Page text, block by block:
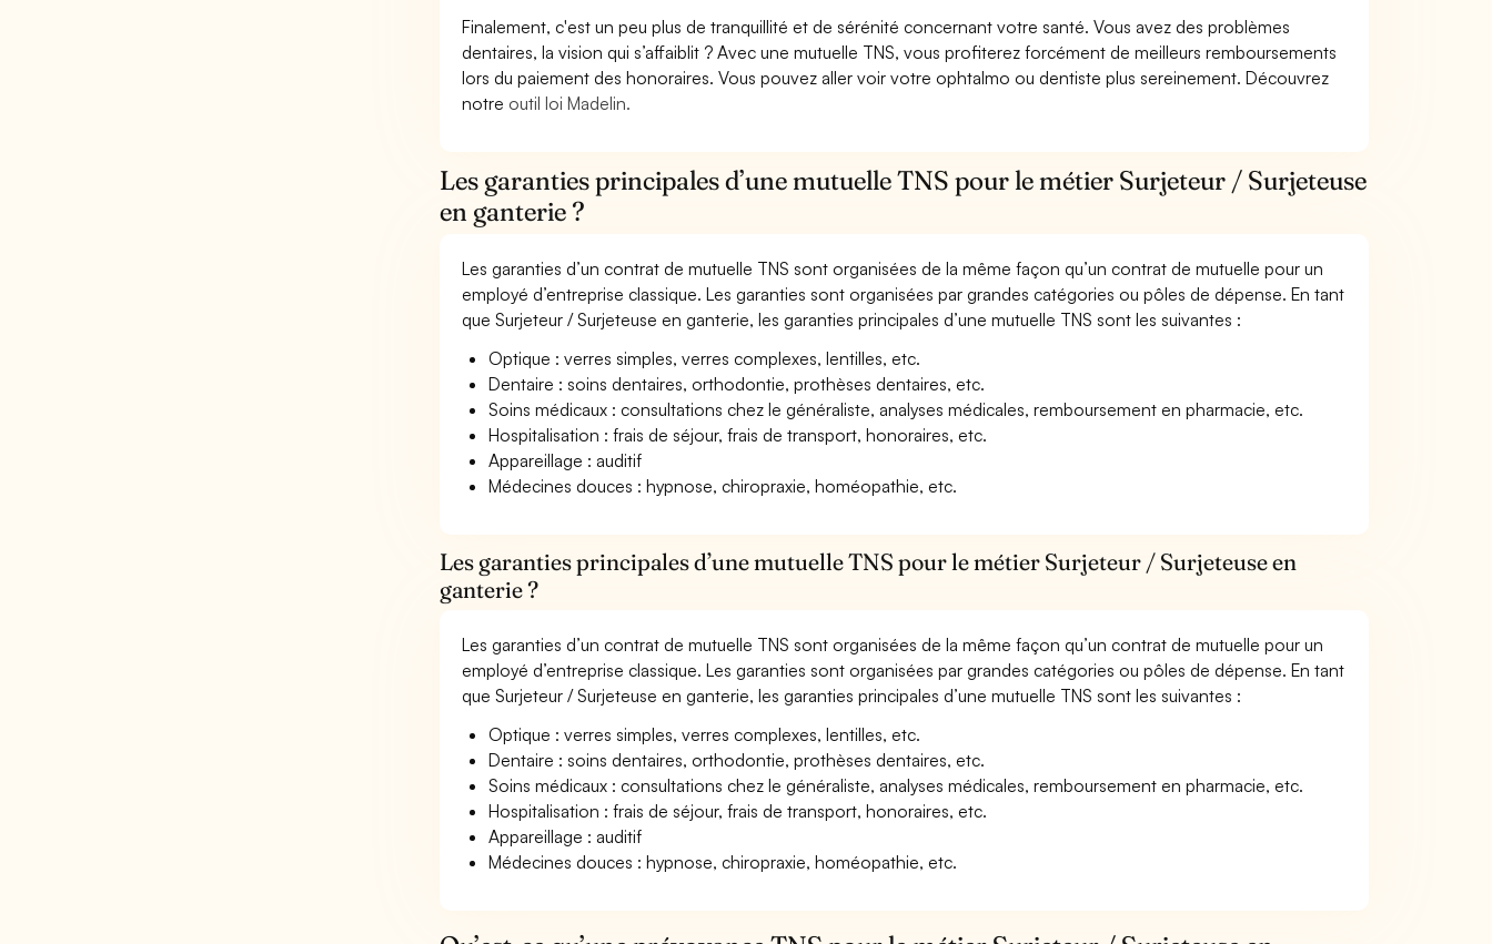
Finalement, c'est un peu plus de tranquillité et de sérénité concernant votre santé. Vous avez des problèmes
dentaires, la vision qui s’affaiblit ? Avec une mutuelle TNS, vous profiterez forcément de meilleurs remboursements
lors du paiement des honoraires. Vous pouvez aller voir votre ophtalmo ou dentiste plus sereinement. Découvrez
notre outil loi Madelin.
Les garanties principales d’une mutuelle TNS pour le métier Surjeteur / Surjeteuse
en ganterie ?
Les garanties d’un contrat de mutuelle TNS sont organisées de la même façon qu’un contrat de mutuelle pour un
employé d’entreprise classique. Les garanties sont organisées par grandes catégories ou pôles de dépense. En tant
que Surjeteur / Surjeteuse en ganterie, les garanties principales d’une mutuelle TNS sont les suivantes :
Optique : verres simples, verres complexes, lentilles, etc.
Dentaire : soins dentaires, orthodontie, prothèses dentaires, etc.
Soins médicaux : consultations chez le généraliste, analyses médicales, remboursement en pharmacie, etc.
Hospitalisation : frais de séjour, frais de transport, honoraires, etc.
Appareillage : auditif
Médecines douces : hypnose, chiropraxie, homéopathie, etc.
Les garanties principales d’une mutuelle TNS pour le métier Surjeteur / Surjeteuse en
ganterie ?
Les garanties d’un contrat de mutuelle TNS sont organisées de la même façon qu’un contrat de mutuelle pour un
employé d’entreprise classique. Les garanties sont organisées par grandes catégories ou pôles de dépense. En tant
que Surjeteur / Surjeteuse en ganterie, les garanties principales d’une mutuelle TNS sont les suivantes :
Optique : verres simples, verres complexes, lentilles, etc.
Dentaire : soins dentaires, orthodontie, prothèses dentaires, etc.
Soins médicaux : consultations chez le généraliste, analyses médicales, remboursement en pharmacie, etc.
Hospitalisation : frais de séjour, frais de transport, honoraires, etc.
Appareillage : auditif
Médecines douces : hypnose, chiropraxie, homéopathie, etc.